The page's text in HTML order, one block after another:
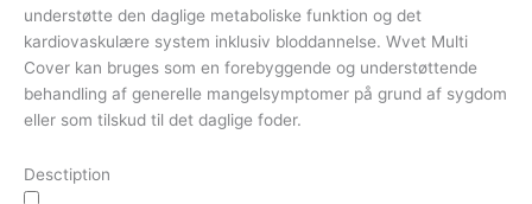
understøtte den daglige metaboliske funktion og det
kardiovaskulære system inklusiv bloddannelse. Wvet Multi
Cover kan bruges som en forebyggende og understøttende
behandling af generelle mangelsymptomer på grund af sygdom
eller som tilskud til det daglige foder.
Desctiption